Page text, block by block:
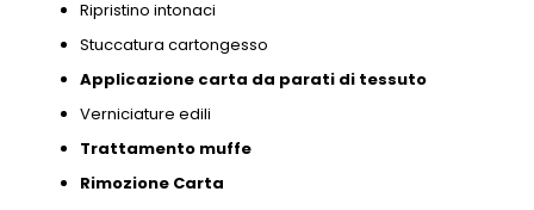
Ripristino intonaci
Stuccatura cartongesso
Applicazione carta da parati di tessuto
Verniciature edili
Trattamento muffe
Rimozione Carta